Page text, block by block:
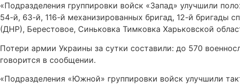
«Подразделения группировки войск «Запад» улучшили
54-й, 63-й, 116-й механизированных бригад, 12-й бригады
(ДНР), Берестовое, Синьковка Тимковка Харьковской
Потери армии Украины за сутки составили: до 570
говорится в сообщении.
«Подразделения «Южной» группировки войск улучшили